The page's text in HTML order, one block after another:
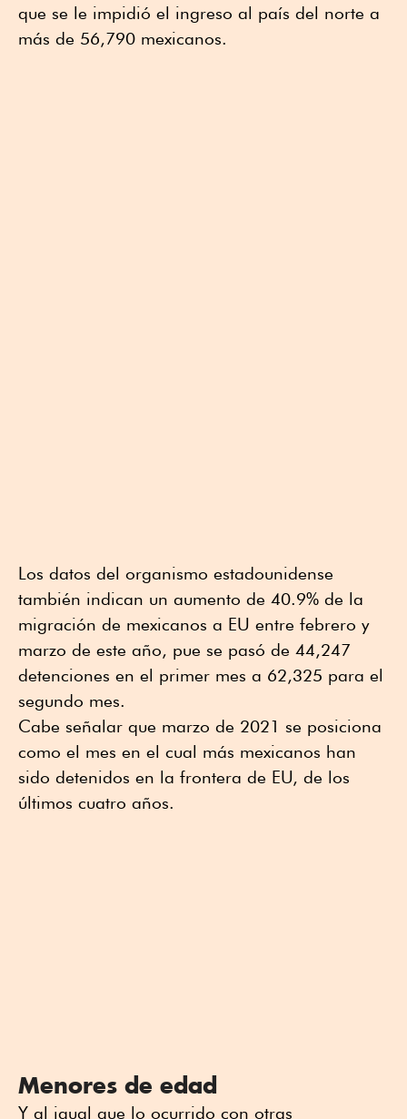
que se le impidió el ingreso al país del norte a
más de 56,790 mexicanos.
Los datos del organismo estadounidense
también indican un aumento de 40.9% de la
migración de mexicanos a EU entre febrero y
marzo de este año, pue se pasó de 44,247
detenciones en el primer mes a 62,325 para el
segundo mes.
Cabe señalar que marzo de 2021 se posiciona
como el mes en el cual más mexicanos han
sido detenidos en la frontera de EU, de los
últimos cuatro años.
Menores de edad
Y al igual que lo ocurrido con otras